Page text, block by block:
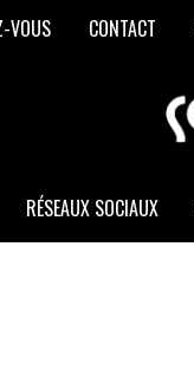
VOUS CONTACT
RÉSEAUX SOCIAUX